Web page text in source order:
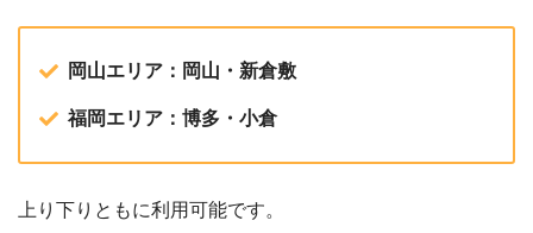
岡山エリア：岡山・新倉敷
福岡エリア：博多・小倉
上り下りともに利用可能です。